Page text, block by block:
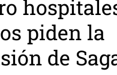
piden la
de